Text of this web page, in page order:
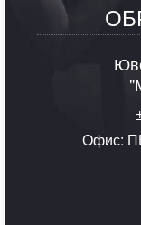
Офис: